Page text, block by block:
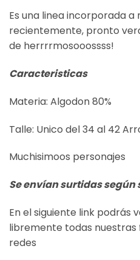
Es una linea incorporada a
recientemente, pronto
de herrrrmosooossss!
Caracteristicas
Materia: Algodon 80%
Talle: Unico del 34 al 42
Muchisimoos personajes
Se envían surtidas
En el siguiente link podrás
libremente todas nuestras
redes